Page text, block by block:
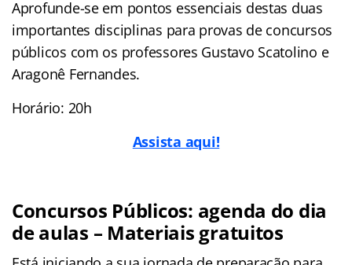
Aprofunde-se em pontos essenciais destas duas
importantes disciplinas para provas de concursos
públicos com os professores Gustavo Scatolino e
Aragonê Fernandes.
Horário: 20h
Assista aqui!
Concursos Públicos: agenda do dia
de aulas – Materiais gratuitos